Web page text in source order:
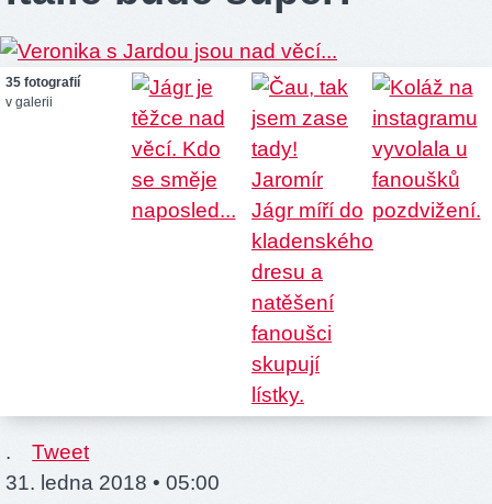
35 fotografií
v galerii
.
Tweet
31. ledna 2018 • 05:00